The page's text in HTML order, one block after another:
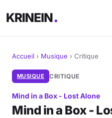
KRINEIN
Cinéma
Séries
Accueil › Musique › Critique
MUSIQUE CRITIQUE
Mind in a Box - Lost Alone
Mind in a Box -